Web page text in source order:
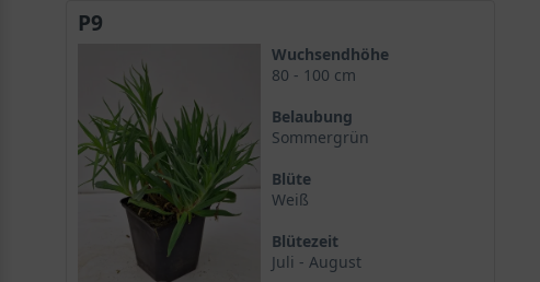
Wuchsform und Eigenschaften
Optimale Bedingungen für Gypsophila paniculata
Bodenbearbeitung und Vorbereitung
Blüte und Blattwerk von 'Bristol Fairy'
Die gefüllten Blüten des Schleierkrauts
Das lineale Blattlaub
Verwendung im Garten
Gypsophila paniculata 'Bristol Fairy' in Beeten und Rabatten
Als Schnitt- und Trockenblume
P9
Wuchsendhöhe
80 - 100 cm
Belaubung
Sommergrün
Blüte
Weiß
Blütezeit
Juli - August